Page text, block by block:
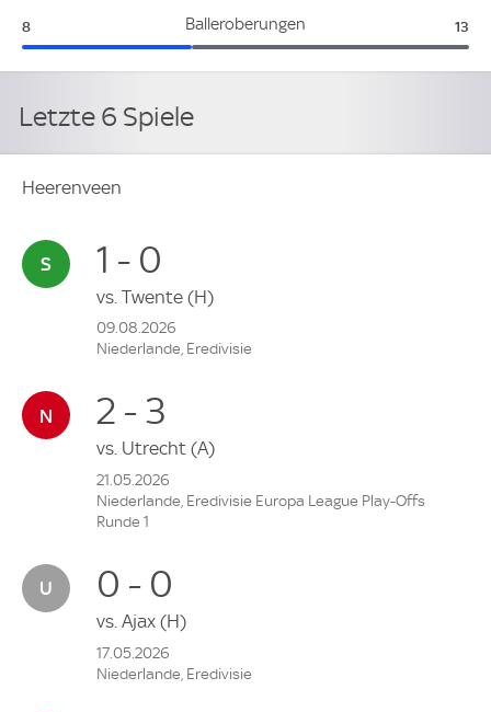
Balleroberungen
Heerenveen:
8 13
Letzte 6 Spiele
Heerenveen
1 - 0
vs. Twente (H)
09.08.2026
Niederlande, Eredivisie
2 - 3
vs. Utrecht (A)
21.05.2026
Niederlande, Eredivisie Europa League Play-Offs
Runde 1
0 - 0
vs. Ajax (H)
17.05.2026
Niederlande, Eredivisie